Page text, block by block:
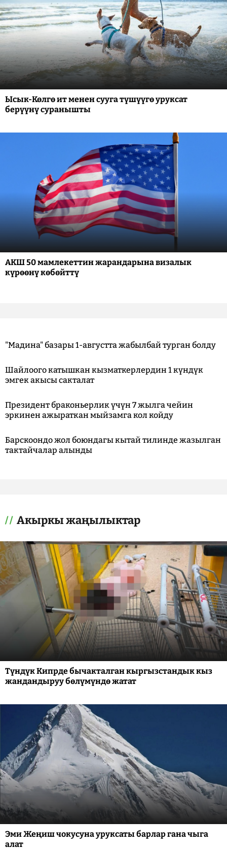
Ысык-Көлгө ит менен сууга түшүүгө уруксат
берүүнү суранышты
АКШ 50 мамлекеттин жарандарына визалык
күрөөнү көбөйттү
"Мадина" базары 1-августта жабылбай турган болду
Шайлоого катышкан кызматкерлердин 1 күндүк
эмгек акысы сакталат
Президент браконьерлик үчүн 7 жылга чейин
эркинен ажыраткан мыйзамга кол койду
Барскоондо жол боюндагы кытай тилинде жазылган
тактайчалар алынды
Акыркы жаңылыктар
Түндүк Кипрде бычакталган кыргызстандык кыз
жандандыруу бөлүмүндө жатат
Эми Жеңиш чокусуна уруксаты барлар гана чыга
алат